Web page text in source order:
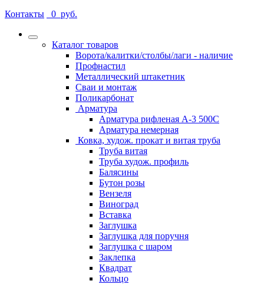
Контакты
0 руб.
Каталог товаров
Ворота/калитки/столбы/лаги - наличие
Профнастил
Металлический штакетник
Сваи и монтаж
Поликарбонат
Арматура
Арматура рифленая А-3 500С
Арматура немерная
Ковка, худож. прокат и витая труба
Труба витая
Труба худож. профиль
Балясины
Бутон розы
Вензеля
Виноград
Вставка
Заглушка
Заглушка для поручня
Заглушка с шаром
Заклепка
Квадрат
Кольцо